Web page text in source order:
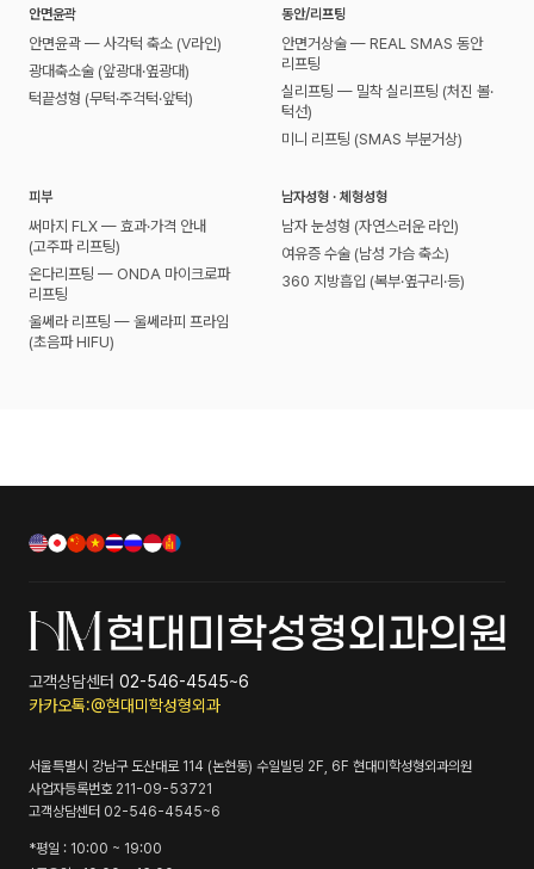
안면윤곽
안면윤곽 — 사각턱 축소 (V라인)
광대축소술 (앞광대·옆광대)
턱끝성형 (무턱·주걱턱·앞턱)
동안/리프팅
안면거상술 — REAL SMAS 동안
리프팅
실리프팅 — 밀착 실리프팅 (처진 볼·
턱선)
미니 리프팅 (SMAS 부분거상)
피부
써마지 FLX — 효과·가격 안내
(고주파 리프팅)
온다리프팅 — ONDA 마이크로파
리프팅
울쎄라 리프팅 — 울쎄라피 프라임
(초음파 HIFU)
남자성형 · 체형성형
남자 눈성형 (자연스러운 라인)
여유증 수술 (남성 가슴 축소)
360 지방흡입 (복부·옆구리·등)
고객상담센터 02-546-4545~6
카카오톡:@현대미학성형외과
서울특별시 강남구 도산대로 114 (논현동) 수일빌딩 2F, 6F 현대미학성형외과의원
사업자등록번호 211-09-53721
고객상담센터 02-546-4545~6
*평일 : 10:00 ~ 19:00